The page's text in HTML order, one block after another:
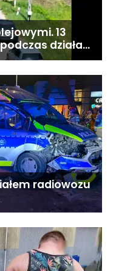
13
działań
radiowozu